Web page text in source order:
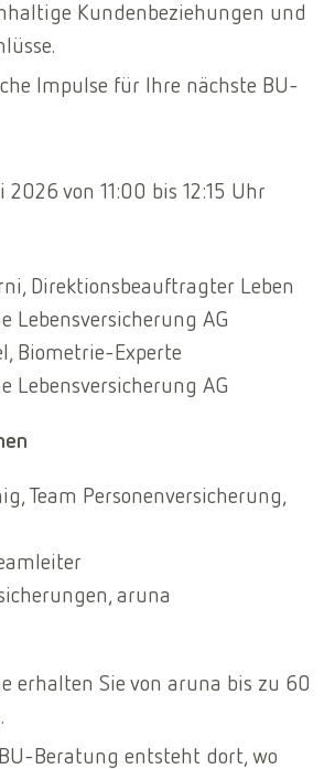
Kundenbeziehungen und
Impulse für Ihre nächste BU-
2026 von 11:00 bis 12:15 Uhr
Direktionsbeauftragter Leben
Lebensversicherung AG
Biometrie-Experte
Lebensversicherung AG
Team Personenversicherung,
aruna
erhalten Sie von aruna bis zu 60
Beratung entsteht dort, wo